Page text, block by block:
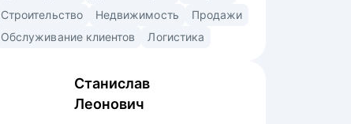
в строительстве, производстве,
безопасности, добыче сырья, продажах,
образовании, HR. • Помогла
с трудоустройством топ-менеджерам,
Строительство
Недвижимость
Продажи
Обслуживание клиентов
Логистика
Станислав
Леонович